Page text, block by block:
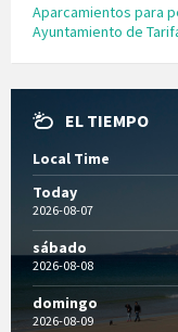
Aparcamientos para
Ayuntamiento de
EL TIEMPO
Local Time
Today
2026-08-07
sábado
2026-08-08
domingo
2026-08-09